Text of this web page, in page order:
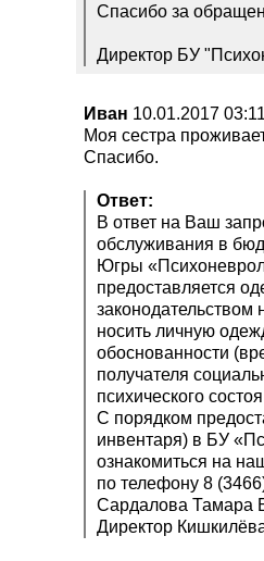
Спасибо за
Директор БУ
Иван 10.01.2017
Моя сестра
Спасибо.
Ответ:
В ответ на Ваш
обслуживания в
Югры
предоставляется
законодательством
носить личную
обоснованности
получателя
психического
С порядком
инвентаря) в БУ
ознакомиться на
по телефону 8
Сардалова Тамара
Директор